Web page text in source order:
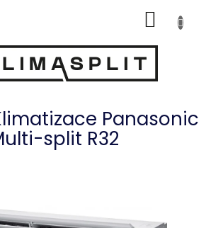
KOŠÍK
Panasonic
split R32